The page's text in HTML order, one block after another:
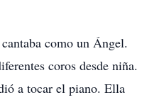
como un Ángel.
coros desde niña.
a tocar el piano. Ella